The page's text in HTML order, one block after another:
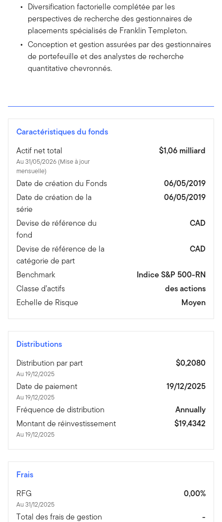
Diversification factorielle complétée par les
perspectives de recherche des gestionnaires de
placements spécialisés de Franklin Templeton.
Conception et gestion assurées par des gestionnaires
de portefeuille et des analystes de recherche
quantitative chevronnés.
Caractéristiques du fonds
Actif net total
Au 31/05/2026 (Mise à jour
mensuelle)
$1,06 milliard
Date de création du Fonds
06/05/2019
Date de création de la
série
06/05/2019
Devise de référence du
fond
CAD
Devise de référence de la
catégorie de part
CAD
Benchmark
Indice S&P 500-RN
Classe d’actifs
des actions
Echelle de Risque
Moyen
Distributions
Distribution par part
Au 19/12/2025
$0,2080
Date de paiement
Au 19/12/2025
19/12/2025
Fréquence de distribution
Annually
Montant de réinvestissement
Au 19/12/2025
$19,4342
Frais
RFG
Au 31/12/2025
0,00%
Total des frais de gestion -